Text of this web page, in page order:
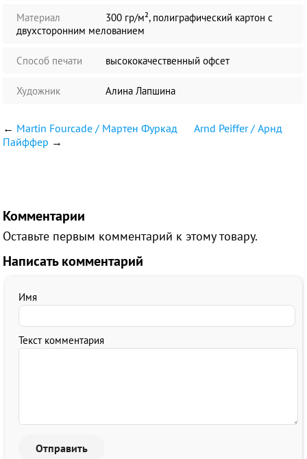
Материал
300 гр/м², полиграфический картон с
двухсторонним мелованием
Способ печати высококачественный офсет
Художник Алина Лапшина
← Martin Fourcade / Мартен Фуркад
Arnd Peiffer / Арнд
Пайффер →
Комментарии
Оставьте первым комментарий к этому товару.
Написать комментарий
Имя
Текст комментария